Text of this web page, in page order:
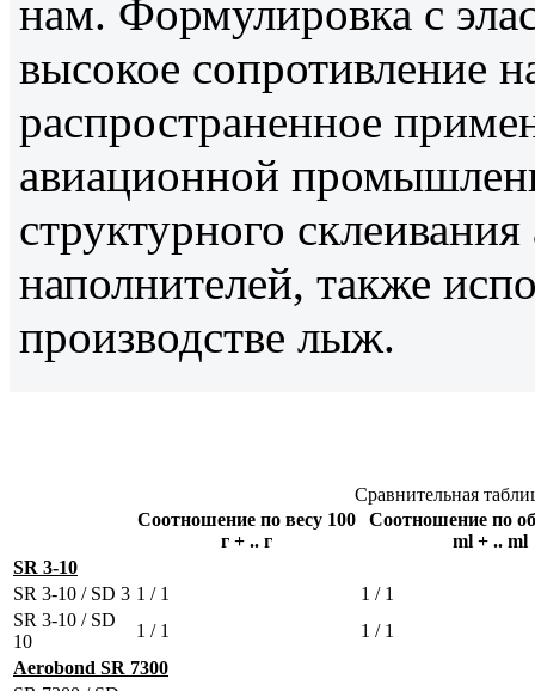
нам. Формулировка с
высокое сопротивление
распространенное
авиационной
структурного
наполнителей, также
производстве лыж.
Сравнительная
Соотношение по весу 100
г + .. г
Соотношение по
ml + .. ml
SR 3-10
SR 3-10 / SD 3 1 / 1
1 / 1
SR 3-10 / SD
10
1 / 1
1 / 1
Aerobond SR 7300